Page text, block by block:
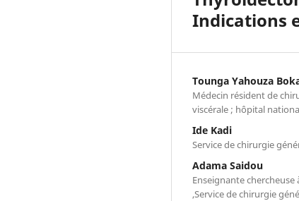
Indications
Tounga Yahouza
Médecin résident de
viscérale ; hôpital
Ide Kadi
Service de chirurgie
Adama Saidou
Enseignante chercheuse
,Service de chirurgie